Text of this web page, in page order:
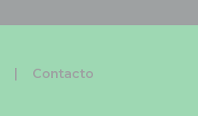
Contacto